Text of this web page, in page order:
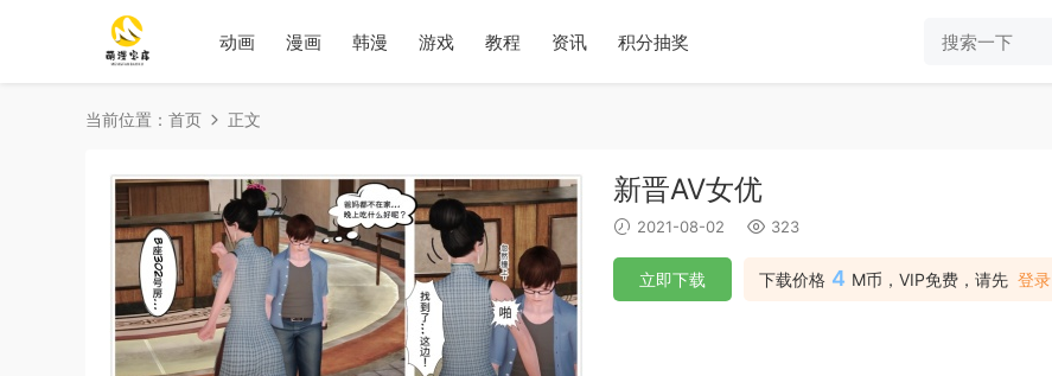
动画 漫画 韩漫 游戏 教程 资讯 积分抽奖
当前位置： 首页 正文
新晋AV女优
2021-08-02 323
下载价格 4 M币，VIP免费，请先 登录
立即下载